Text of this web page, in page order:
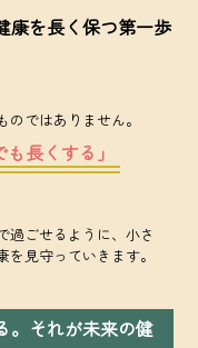
康を長く保つ第一歩
ではありません。
長くする」
過ごせるように、小さ
見守っていきます。
。それが未来の健